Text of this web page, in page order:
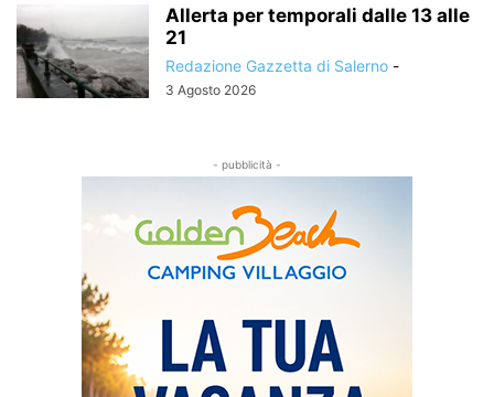
Allerta per temporali dalle 13 alle
21
Redazione Gazzetta di Salerno -
3 Agosto 2026
- pubblicità -